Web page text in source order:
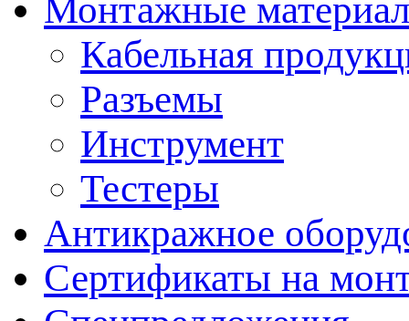
Монтажные
Кабельная
Разъемы
Инструмент
Тестеры
Антикражное
Сертификаты на